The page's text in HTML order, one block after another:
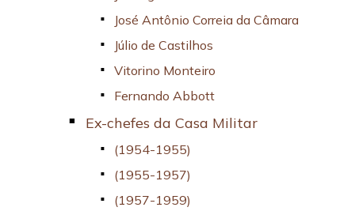
José Antônio Correia da Câmara
Júlio de Castilhos
Vitorino Monteiro
Fernando Abbott
Ex-chefes da Casa Militar
(1954-1955)
(1955-1957)
(1957-1959)